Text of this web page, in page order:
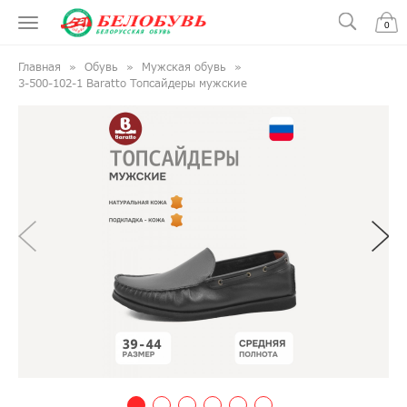
0
Главная Обувь
Мужская обувь
3-500-102-1 Baratto Топсайдеры мужские